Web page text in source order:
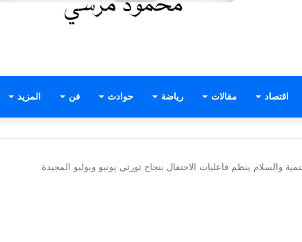
اقتصاد مقالات رياضة حوادث فن المزيد
والسلام ينظم فاعليات الاحتفال بنجاح ثورتي يونيو ويوليو المجيدة